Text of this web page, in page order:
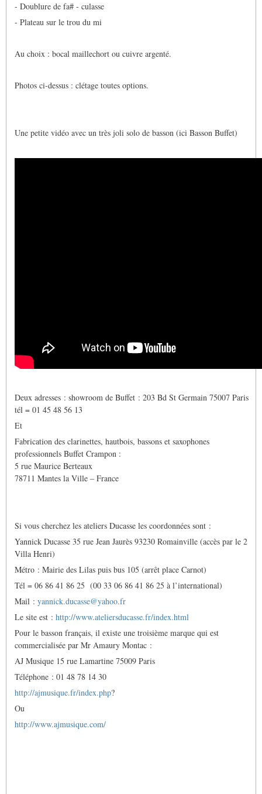
- Doublure de fa# - culasse
- Plateau sur le trou du mi
Au choix : bocal maillechort ou cuivre argenté.
Photos ci-dessus : clétage toutes options.
Une petite vidéo avec un très joli solo de basson (ici Basson Buffet)
Deux adresses : showroom de Buffet : 203 Bd St Germain 75007 Paris
tél = 01 45 48 56 13
Et
Fabrication des clarinettes, hautbois, bassons et saxophones
professionnels Buffet Crampon :
5 rue Maurice Berteaux
78711 Mantes la Ville – France
Si vous cherchez les ateliers Ducasse les coordonnées sont :
Yannick Ducasse 35 rue Jean Jaurès 93230 Romainville (accès par le 2
Villa Henri)
Métro : Mairie des Lilas puis bus 105 (arrêt place Carnot)
Tél = 06 86 41 86 25 (00 33 06 86 41 86 25 à l’international)
Mail : yannick.ducasse@yahoo.fr
Le site est : http://www.ateliersducasse.fr/index.html
Pour le basson français, il existe une troisième marque qui est
commercialisée par Mr Amaury Montac :
AJ Musique 15 rue Lamartine 75009 Paris
Téléphone : 01 48 78 14 30
http://ajmusique.fr/index.php?
Ou
http://www.ajmusique.com/